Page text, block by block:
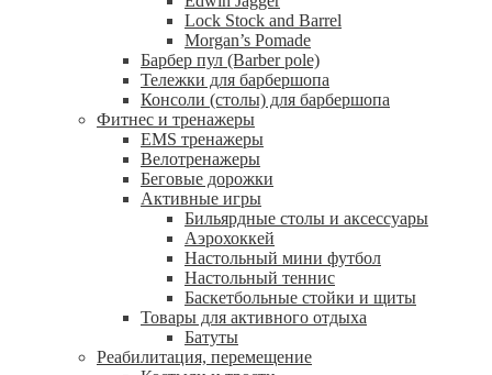
Lock Stock and Barrel
Morgan’s Pomade
Барбер пул (Barber pole)
Тележки для барбершопа
Консоли (столы) для барбершопа
Фитнес и тренажеры
EMS тренажеры
Велотренажеры
Беговые дорожки
Активные игры
Бильярдные столы и аксессуары
Аэрохоккей
Настольный мини футбол
Настольный теннис
Баскетбольные стойки и щиты
Товары для активного отдыха
Батуты
Реабилитация, перемещение